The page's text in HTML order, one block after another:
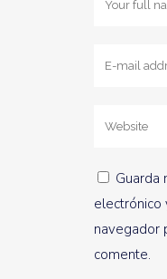
Guarda
electrónico
navegador
comente.